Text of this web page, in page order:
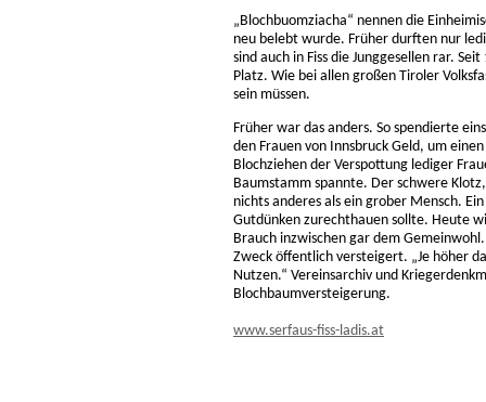
„Blochbuomziacha“ nennen die
neu belebt wurde. Früher durften nur
sind auch in Fiss die Junggesellen rar.
Platz. Wie bei allen großen Tiroler
sein müssen.
Früher war das anders. So spendierte
den Frauen von Innsbruck Geld, um
Blochziehen der Verspottung lediger
Baumstamm spannte. Der schwere
nichts anderes als ein grober Mensch.
Gutdünken zurechthauen sollte. Heute
Brauch inzwischen gar dem
Zweck öffentlich versteigert. „Je höher
Nutzen.“ Vereinsarchiv und
Blochbaumversteigerung.
www.serfaus-fiss-ladis.at